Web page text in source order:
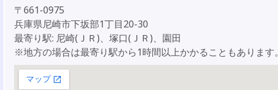
〒661-0975
兵庫県尼崎市下坂部1丁目20-30
最寄り駅: 尼崎(ＪＲ)、塚口(ＪＲ)、園田
※地方の場合は最寄り駅から1時間以上かかることもあります。